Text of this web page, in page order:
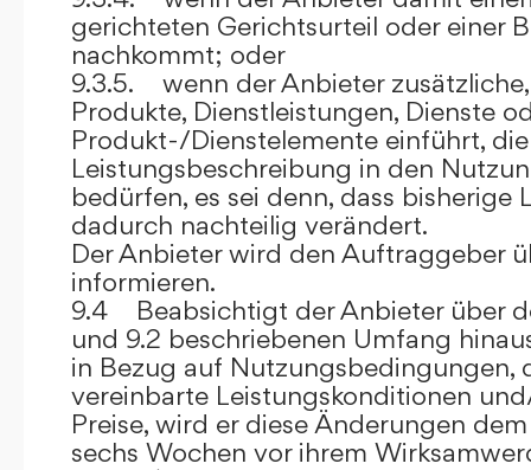
gerichteten Gerichtsurteil oder einer
nachkommt; oder
9.3.5. wenn der Anbieter
Produkte, Dienstleistungen, Dienste
Produkt-/Dienstelemente einführt,
Leistungsbeschreibung in den
bedürfen, es sei denn, dass bisherige
dadurch nachteilig verändert.
Der Anbieter wird den Auftraggeber
informieren.
9.4 Beabsichtigt der Anbieter über
und 9.2 beschriebenen Umfang
in Bezug auf Nutzungsbedingungen,
vereinbarte Leistungskonditionen
Preise, wird er diese Änderungen
sechs Wochen vor ihrem